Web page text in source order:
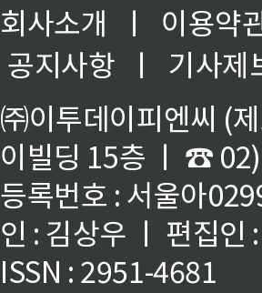
회사소개 ㅣ
이용약
공지사항
ㅣ
기사제
㈜이투데이피엔씨 (
이빌딩 15층 ㅣ ☎
등록번호 : 서울아
인 : 김상우 ㅣ 편집인
ISSN : 2951-4681